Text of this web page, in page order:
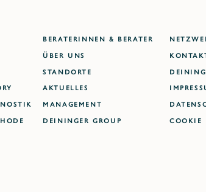
BERATERINNEN & BERATER
ÜBER UNS
STANDORTE
AKTUELLES
MANAGEMENT
DEININGER GROUP